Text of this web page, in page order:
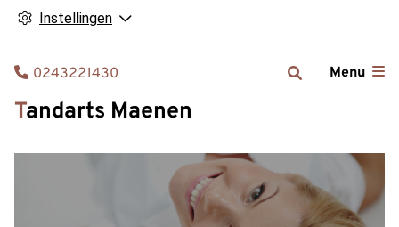
Instellingen
Tandarts Maenen
Menu
Tel:
0243221430